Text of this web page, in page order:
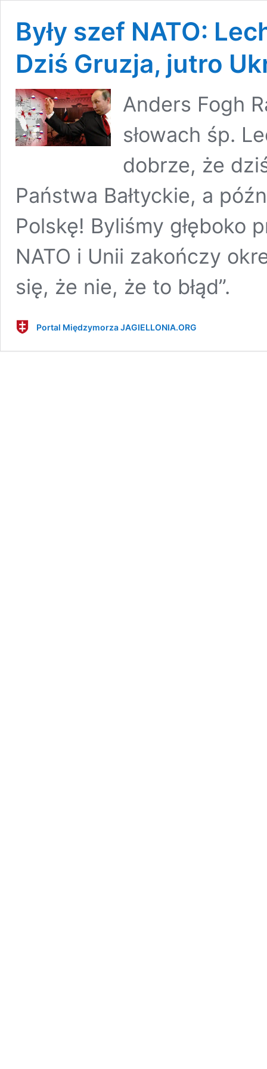
Były szef NATO:
Dziś Gruzja, jutro
Anders Fogh
słowach śp.
dobrze, że
Państwa Bałtyckie, a
Polskę! Byliśmy głęboko
NATO i Unii zakończy
się, że nie, że to błąd”.
Portal Międzymorza JAGIELLONIA.ORG